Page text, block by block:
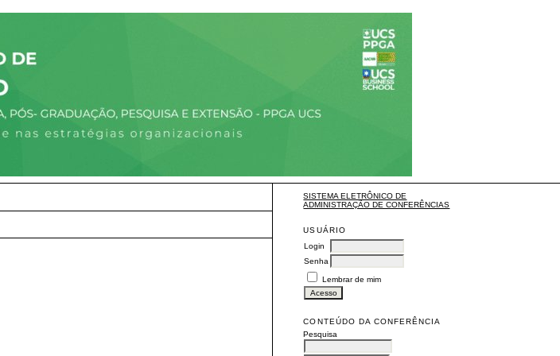
SISTEMA ELETRÔNICO DE
ADMINISTRAÇÃO DE CONFERÊNCIAS
USUÁRIO
Login
Senha
Lembrar de mim
CONTEÚDO DA CONFERÊNCIA
Pesquisa